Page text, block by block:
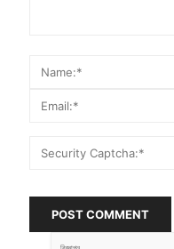
POST COMMENT